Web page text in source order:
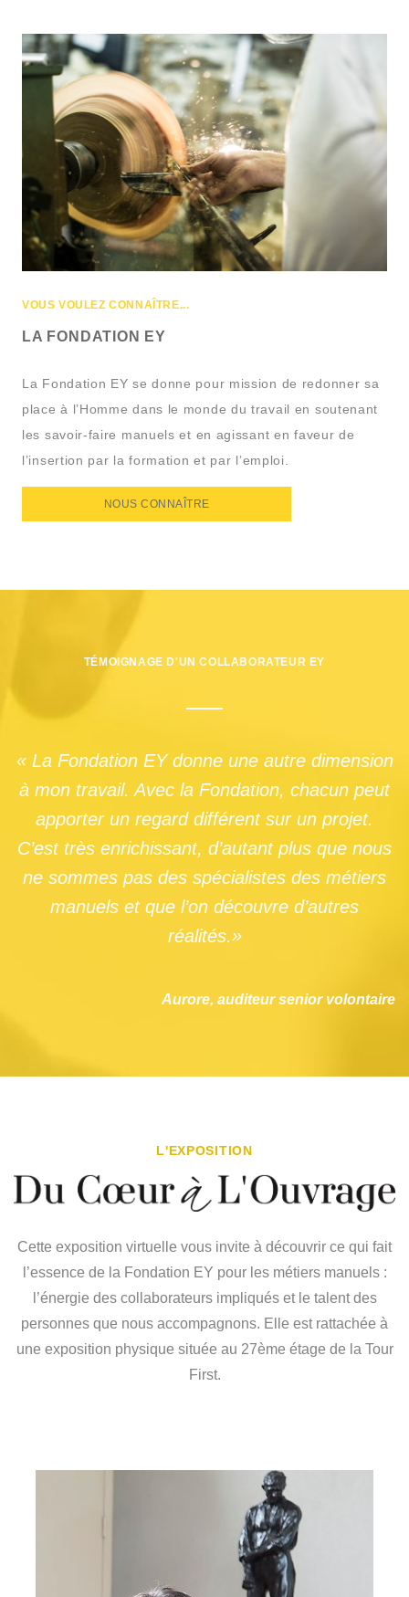
VOUS VOULEZ CONNAÎTRE...
LA FONDATION EY
La Fondation EY se donne pour mission de redonner sa
place à l’Homme dans le monde du travail en soutenant
les savoir-faire manuels et en agissant en faveur de
l’insertion par la formation et par l’emploi.
NOUS CONNAÎTRE
TÉMOIGNAGE D'UN COLLABORATEUR EY
« La Fondation EY donne une autre dimension
à mon travail. Avec la Fondation, chacun peut
apporter un regard différent sur un projet.
C’est très enrichissant, d’autant plus que nous
ne sommes pas des spécialistes des métiers
manuels et que l’on découvre d’autres
réalités.»
Aurore, auditeur senior volontaire
L'EXPOSITION
Cette exposition virtuelle vous invite à découvrir ce qui fait
l’essence de la Fondation EY pour les métiers manuels :
l’énergie des collaborateurs impliqués et le talent des
personnes que nous accompagnons. Elle est rattachée à
une exposition physique située au 27ème étage de la Tour
First.